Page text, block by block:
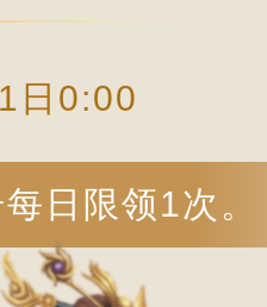
日0:00
日限领1次。